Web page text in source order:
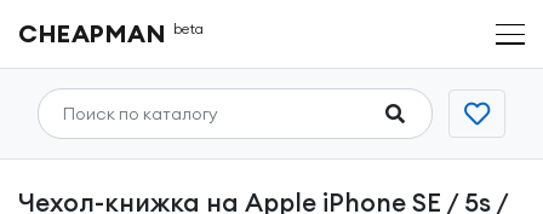
CHEAPMAN beta
Чехол-книжка на Apple iPhone SE / 5s /